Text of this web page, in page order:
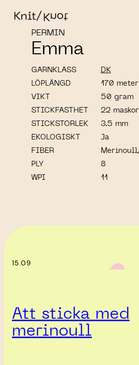
PERMIN
Emma
GARNKLASS
DK
LÖPLÄNGD
170 meter
VIKT
50 gram
STICKFASTHET
22
STICKSTORLEK
3.5 mm
EKOLOGISKT
Ja
FIBER
Merinoull,
PLY
8
WPI
11
15.09 ‎ ‎‎ ☁︎‎‎
Att sticka med
merinoull